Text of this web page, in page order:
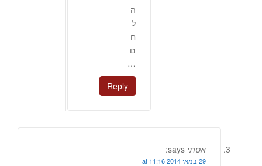
ה
ל
ח
ם
…
Reply
אסתי says:
29 במאי 2014 at 11:16